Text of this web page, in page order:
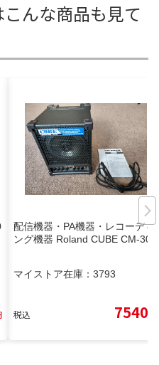
んな商品も見て
配信機器・PA機器・レコーディ
ング機器 Roland CUBE CM-30
マイストア在庫： 3793
税込 7540